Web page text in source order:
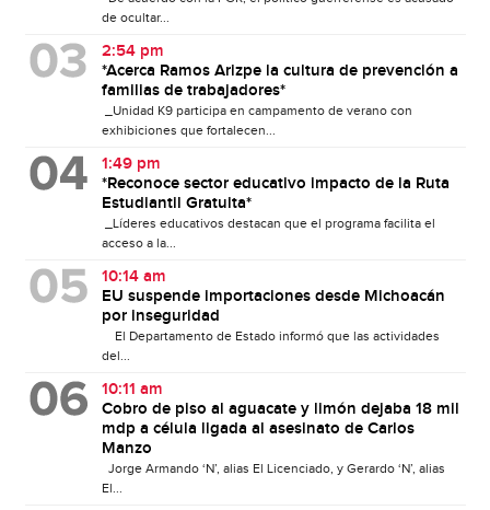
de ocultar...
2:54 pm
*Acerca Ramos Arizpe la cultura de prevención a
familias de trabajadores*
_Unidad K9 participa en campamento de verano con
exhibiciones que fortalecen...
1:49 pm
*Reconoce sector educativo impacto de la Ruta
Estudiantil Gratuita*
_Líderes educativos destacan que el programa facilita el
acceso a la...
10:14 am
EU suspende importaciones desde Michoacán
por inseguridad
El Departamento de Estado informó que las actividades
del...
10:11 am
Cobro de piso al aguacate y limón dejaba 18 mil
mdp a célula ligada al asesinato de Carlos
Manzo
Jorge Armando ‘N’, alias El Licenciado, y Gerardo ‘N’, alias
El...